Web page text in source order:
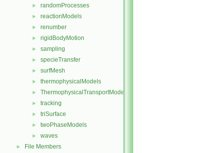
► randomProcesses
► reactionModels
► renumber
► rigidBodyMotion
► sampling
► specieTransfer
► surfMesh
► thermophysicalModels
► ThermophysicalTransportModels
► tracking
► triSurface
► twoPhaseModels
► waves
► File Members